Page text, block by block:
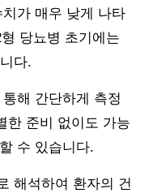
가 매우 낮게 나타
당뇨병 초기에는
다.
해 간단하게 측정
한 준비 없이도 가능
수 있습니다.
해석하여 환자의 건